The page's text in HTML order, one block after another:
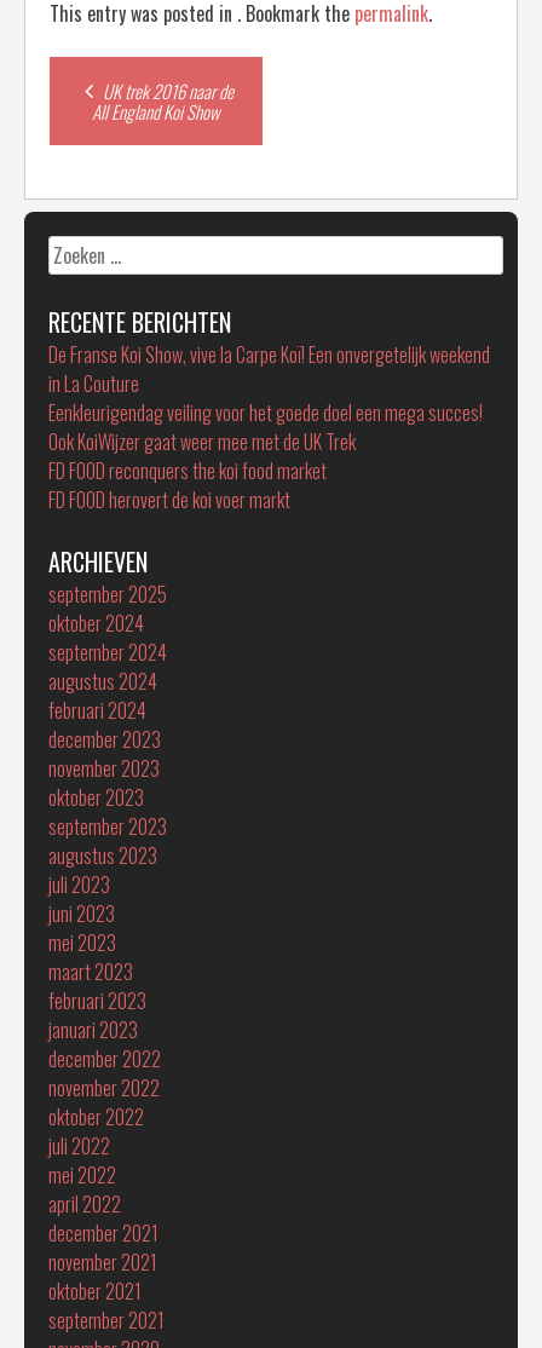
This entry was posted in . Bookmark the permalink.
Post
navigation
UK trek 2016 naar de
All England Koi Show
Zoeken
naar:
RECENTE BERICHTEN
De Franse Koi Show, vive la Carpe Koï! Een onvergetelijk weekend
in La Couture
Eenkleurigendag veiling voor het goede doel een mega succes!
Ook KoiWijzer gaat weer mee met de UK Trek
FD FOOD reconquers the koi food market
FD FOOD herovert de koi voer markt
ARCHIEVEN
september 2025
oktober 2024
september 2024
augustus 2024
februari 2024
december 2023
november 2023
oktober 2023
september 2023
augustus 2023
juli 2023
juni 2023
mei 2023
maart 2023
februari 2023
januari 2023
december 2022
november 2022
oktober 2022
juli 2022
mei 2022
april 2022
december 2021
november 2021
oktober 2021
september 2021